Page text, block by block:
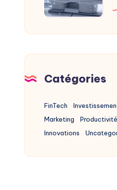
Au
Service
De
Catégories
FinTech
Marketing
Productivité
Innovations